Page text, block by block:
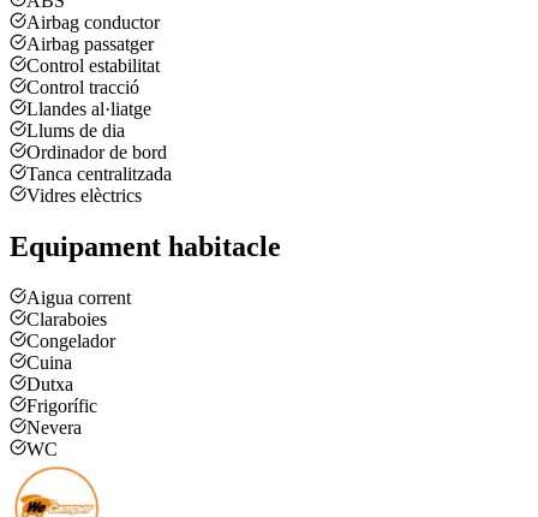
Airbag conductor
Airbag passatger
Control estabilitat
Control tracció
Llandes al·liatge
Llums de dia
Ordinador de bord
Tanca centralitzada
Vidres elèctrics
Equipament habitacle
Aigua corrent
Claraboies
Congelador
Cuina
Dutxa
Frigorífic
Nevera
WC